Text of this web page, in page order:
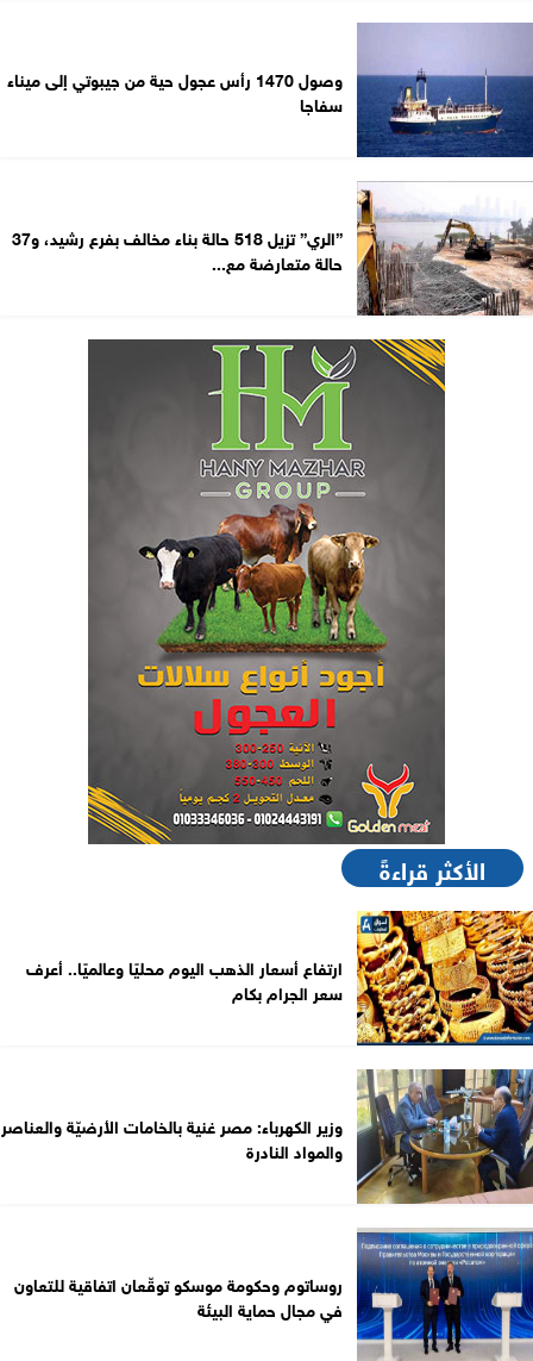
وصول 1470 رأس عجول حية من جيبوتي إلى ميناء
سفاجا
”الري” تزيل 518 حالة بناء مخالف بفرع رشيد، و37
حالة متعارضة مع...
الأكثر قراءةً
ارتفاع أسعار الذهب اليوم محليًا وعالميًا.. أعرف
سعر الجرام بكام
وزير الكهرباء: مصر غنية بالخامات الأرضيّة والعناصر
والمواد النادرة
روساتوم وحكومة موسكو توقّعان اتفاقية للتعاون
في مجال حماية البيئة